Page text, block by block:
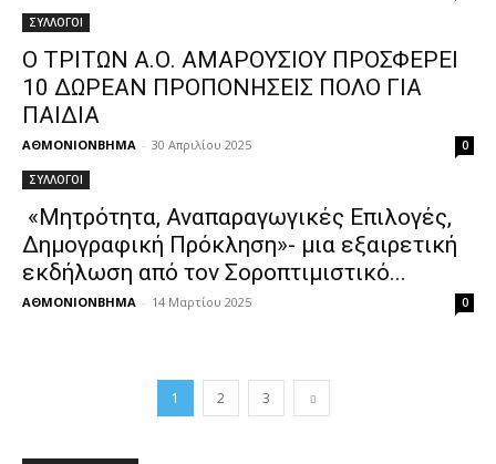
ΣΥΛΛΟΓΟΙ
Ο ΤΡΙΤΩΝ Α.Ο. ΑΜΑΡΟΥΣΙΟΥ ΠΡΟΣΦΕΡΕΙ
10 ΔΩΡΕΑΝ ΠΡΟΠΟΝΗΣΕΙΣ ΠΟΛΟ ΓΙΑ
ΠΑΙΔΙΑ
ΑΘΜΟΝΙΟΝΒΗΜΑ - 30 Απριλίου 2025 0
ΣΥΛΛΟΓΟΙ
«Μητρότητα, Αναπαραγωγικές Επιλογές,
Δημογραφική Πρόκληση»- μια εξαιρετική
εκδήλωση από τον Σοροπτιμιστικό...
ΑΘΜΟΝΙΟΝΒΗΜΑ - 14 Μαρτίου 2025 0
1 2 3